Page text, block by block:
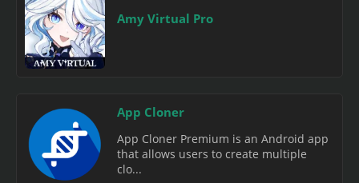
Amy Virtual Pro
App Cloner
App Cloner Premium is an Android app
that allows users to create multiple
clo...